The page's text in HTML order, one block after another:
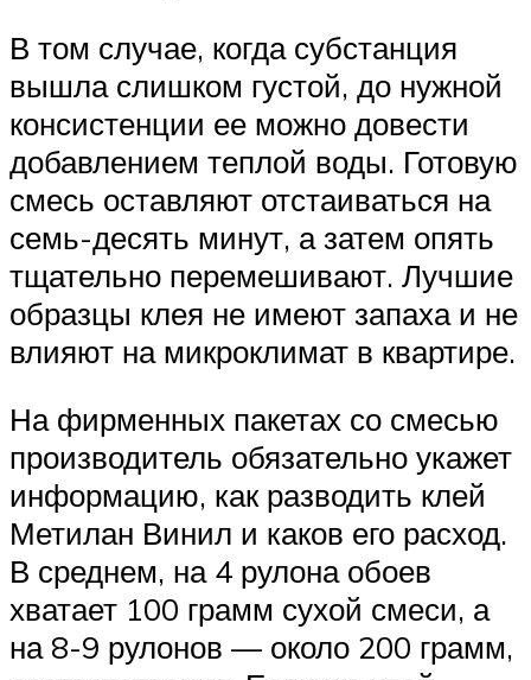
В том случае, когда субстанция
вышла слишком густой, до нужной
консистенции ее можно довести
добавлением теплой воды. Готовую
смесь оставляют отстаиваться на
семь-десять минут, а затем опять
тщательно перемешивают. Лучшие
образцы клея не имеют запаха и не
влияют на микроклимат в квартире.
На фирменных пакетах со смесью
производитель обязательно укажет
информацию, как разводить клей
Метилан Винил и каков его расход.
В среднем, на 4 рулона обоев
хватает 100 грамм сухой смеси, а
на 8-9 рулонов — около 200 грамм,